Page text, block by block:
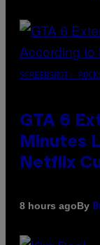
SCREENSHOT:
GTA 6
Minutes
Netflix
8 hours agoBy